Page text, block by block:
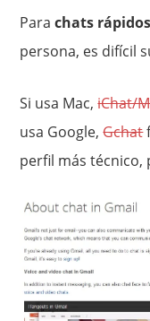
Parachats rápidos
persona, es difícil
Si usa Mac,iChat/
usa Google,Gchat
perfil más